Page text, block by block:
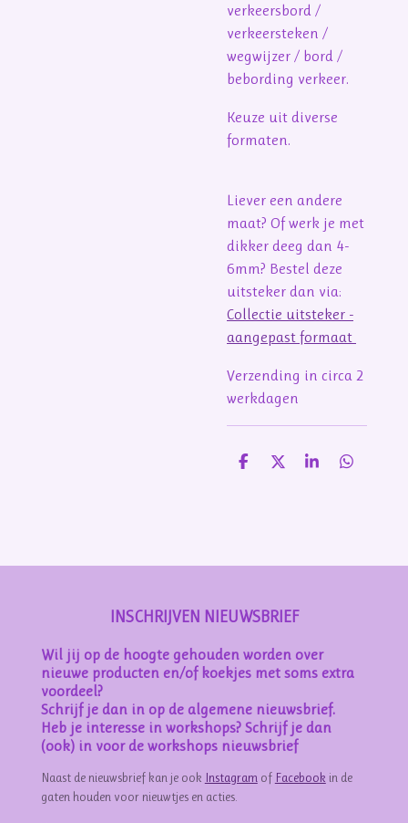
verkeersbord /
verkeersteken /
wegwijzer / bord /
bebording verkeer.
Keuze uit diverse
formaten.
Liever een andere
maat? Of werk je met
dikker deeg dan 4-
6mm? Bestel deze
uitsteker dan via:
Collectie uitsteker -
aangepast formaat
Verzending in circa 2
werkdagen
D
D
S
D
INSCHRIJVEN NIEUWSBRIEF
Wil jij op de hoogte gehouden worden over
nieuwe producten en/of koekjes met soms extra
voordeel?
Schrijf je dan in op de algemene nieuwsbrief.
Heb je interesse in workshops? Schrijf je dan
(ook) in voor de workshops nieuwsbrief
Naast de nieuwsbrief kan je ook Instagram of Facebook in de
gaten houden voor nieuwtjes en acties.